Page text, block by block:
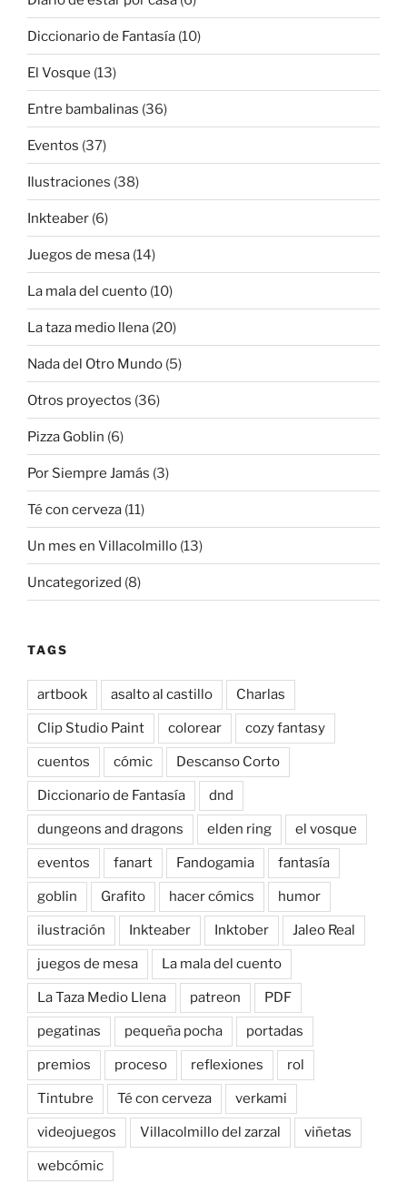
Diccionario de Fantasía (10)
El Vosque (13)
Entre bambalinas (36)
Eventos (37)
Ilustraciones (38)
Inkteaber (6)
Juegos de mesa (14)
La mala del cuento (10)
La taza medio llena (20)
Nada del Otro Mundo (5)
Otros proyectos (36)
Pizza Goblin (6)
Por Siempre Jamás (3)
Té con cerveza (11)
Un mes en Villacolmillo (13)
Uncategorized (8)
TAGS
artbook asalto al castillo Charlas
Clip Studio Paint colorear cozy fantasy
cuentos cómic Descanso Corto
Diccionario de Fantasía dnd
dungeons and dragons elden ring el vosque
eventos fanart Fandogamia fantasía
goblin Grafito hacer cómics humor
ilustración Inkteaber Inktober Jaleo Real
juegos de mesa La mala del cuento
La Taza Medio Llena patreon PDF
pegatinas pequeña pocha portadas
premios proceso reflexiones rol
Tintubre Té con cerveza verkami
videojuegos Villacolmillo del zarzal viñetas
webcómic